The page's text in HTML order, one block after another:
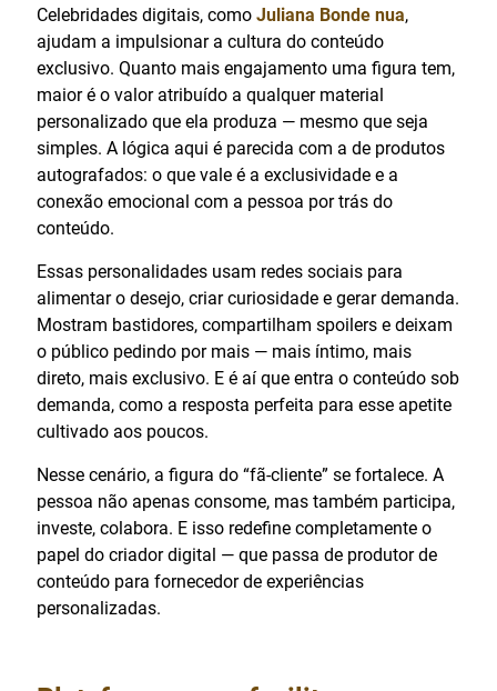
Celebridades digitais, como Juliana Bonde nua,
ajudam a impulsionar a cultura do conteúdo
exclusivo. Quanto mais engajamento uma figura tem,
maior é o valor atribuído a qualquer material
personalizado que ela produza — mesmo que seja
simples. A lógica aqui é parecida com a de produtos
autografados: o que vale é a exclusividade e a
conexão emocional com a pessoa por trás do
conteúdo.
Essas personalidades usam redes sociais para
alimentar o desejo, criar curiosidade e gerar demanda.
Mostram bastidores, compartilham spoilers e deixam
o público pedindo por mais — mais íntimo, mais
direto, mais exclusivo. E é aí que entra o conteúdo sob
demanda, como a resposta perfeita para esse apetite
cultivado aos poucos.
Nesse cenário, a figura do “fã-cliente” se fortalece. A
pessoa não apenas consome, mas também participa,
investe, colabora. E isso redefine completamente o
papel do criador digital — que passa de produtor de
conteúdo para fornecedor de experiências
personalizadas.